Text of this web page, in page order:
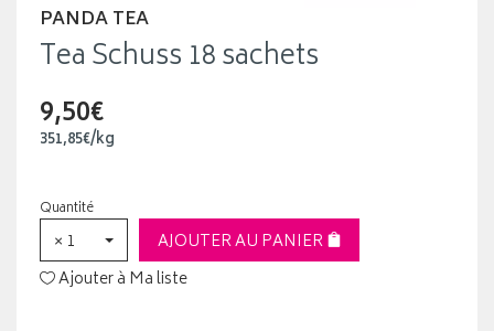
PANDA TEA
Tea Schuss 18 sachets
9,50€
351,85€/kg
Quantité
× 1
AJOUTER AU PANIER
Ajouter à Ma liste